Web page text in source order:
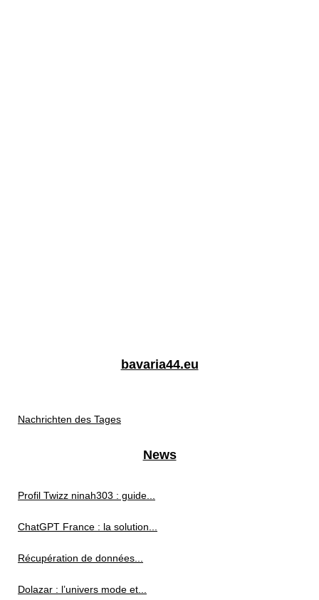
bavaria44.eu
Nachrichten des Tages
News
Profil Twizz ninah303 : guide...
ChatGPT France : la solution...
Récupération de données...
Dolazar : l’univers mode et...